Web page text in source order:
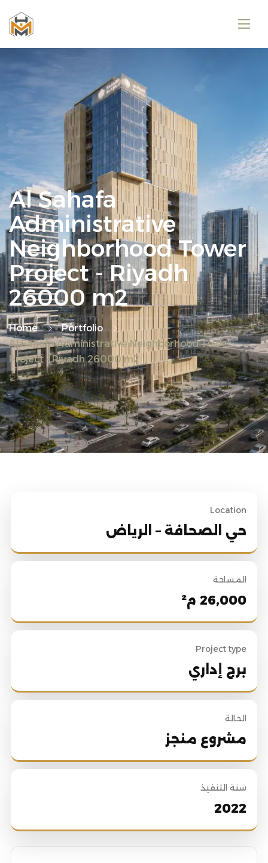
Al Sahafa
Administrative
Neighborhood Tower
Project - Riyadh
26000 m2
Home
Portfolio
Al Sahafa Administrative Neighborhood Tower
Project - Riyadh 26000 m2
Location
حي الصحافة – الرياض
المساحة
26,000 م²
Project type
برج إداري
الحالة
مشروع منجز
سنة التنفيذ
2022